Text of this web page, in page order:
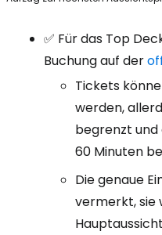
✅ Für das Top
Buchung auf der
Tickets
werden,
begrenzt
60 Minuten
Die genaue
vermerkt, sie